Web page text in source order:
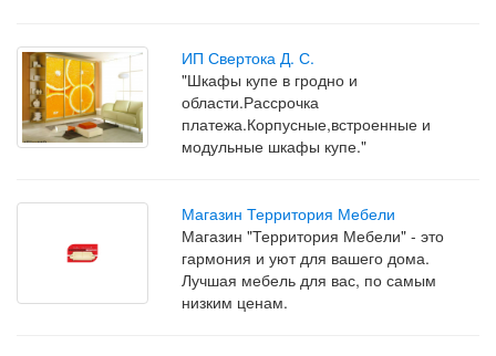
ИП Свертока Д. С.
"Шкафы купе в гродно и
области.Рассрочка
платежа.Корпусные,встроенные и
модульные шкафы купе."
Магазин Территория Мебели
Магазин "Территория Мебели" - это
гармония и уют для вашего дома.
Лучшая мебель для вас, по самым
низким ценам.